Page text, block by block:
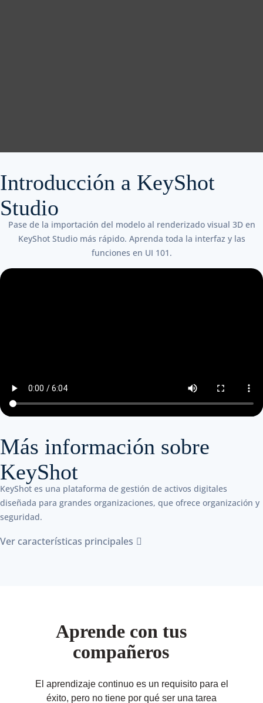
Introducción a KeyShot
Studio
Pase de la importación del modelo al renderizado visual 3D en
KeyShot Studio más rápido. Aprenda toda la interfaz y las
funciones en UI 101.
Más información sobre
KeyShot
KeyShot es una plataforma de gestión de activos digitales
diseñada para grandes organizaciones, que ofrece organización y
seguridad.
Ver características principales
Aprende con tus
compañeros
El aprendizaje continuo es un requisito para el
éxito, pero no tiene por qué ser una tarea